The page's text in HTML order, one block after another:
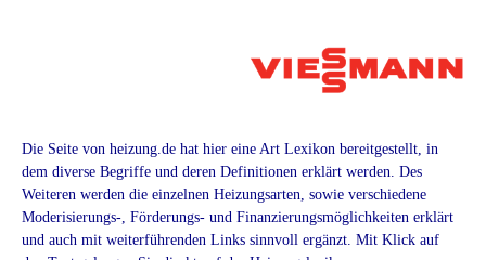
Die Seite von heizung.de hat hier eine Art Lexikon bereitgestellt, in
dem diverse Begriffe und deren Definitionen erklärt werden. Des
Weiteren werden die einzelnen Heizungsarten, sowie verschiedene
Moderisierungs-, Förderungs- und Finanzierungsmöglichkeiten erklärt
und auch mit weiterführenden Links sinnvoll ergänzt. Mit Klick auf